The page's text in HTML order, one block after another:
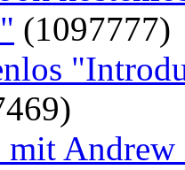
(1097777)
mit